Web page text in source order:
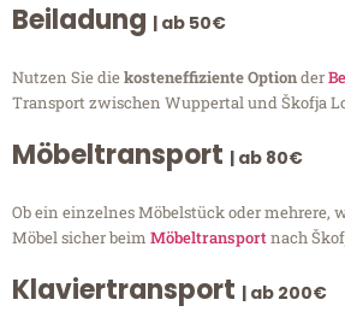
Beiladung | ab 50€
Nutzen Sie diekosteneffiziente Optionder
Transport zwischen Wuppertal und Škofja
Möbeltransport | ab 80€
Ob ein einzelnes Möbelstück oder mehrere,
Möbel sicher beim Möbeltransportnach
Klaviertransport | ab 200€